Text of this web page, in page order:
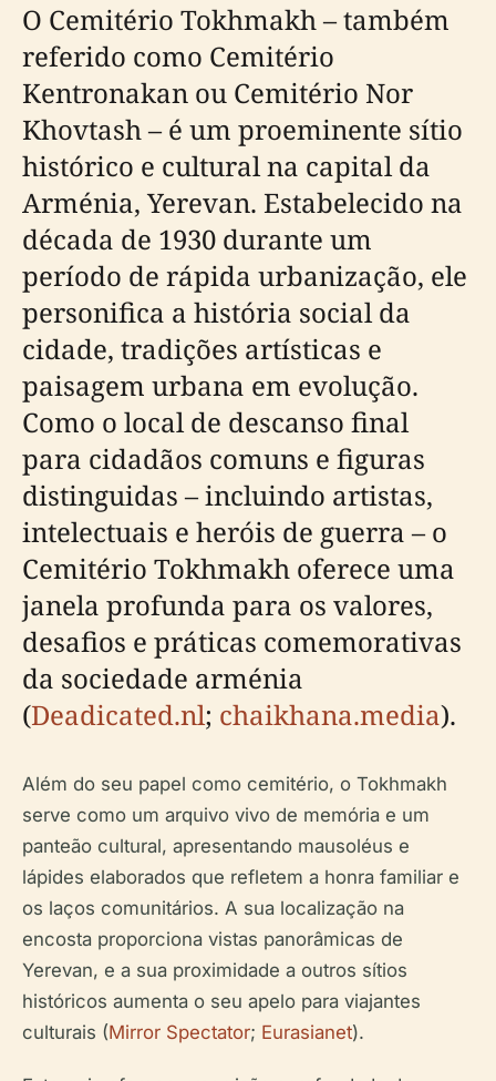
O Cemitério Tokhmakh – também
referido como Cemitério
Kentronakan ou Cemitério Nor
Khovtash – é um proeminente sítio
histórico e cultural na capital da
Arménia, Yerevan. Estabelecido na
década de 1930 durante um
período de rápida urbanização, ele
personifica a história social da
cidade, tradições artísticas e
paisagem urbana em evolução.
Como o local de descanso final
para cidadãos comuns e figuras
distinguidas – incluindo artistas,
intelectuais e heróis de guerra – o
Cemitério Tokhmakh oferece uma
janela profunda para os valores,
desafios e práticas comemorativas
da sociedade arménia
(Deadicated.nl; chaikhana.media).
Além do seu papel como cemitério, o Tokhmakh
serve como um arquivo vivo de memória e um
panteão cultural, apresentando mausoléus e
lápides elaborados que refletem a honra familiar e
os laços comunitários. A sua localização na
encosta proporciona vistas panorâmicas de
Yerevan, e a sua proximidade a outros sítios
históricos aumenta o seu apelo para viajantes
culturais (Mirror Spectator; Eurasianet).